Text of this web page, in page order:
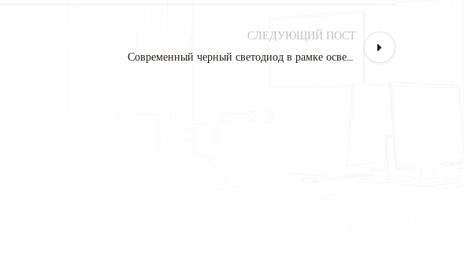
СЛЕДУЮЩИЙ ПОСТ
Современный черный светодиод в рамке освещает настенное зеркало в ванной комнате с подсветкой